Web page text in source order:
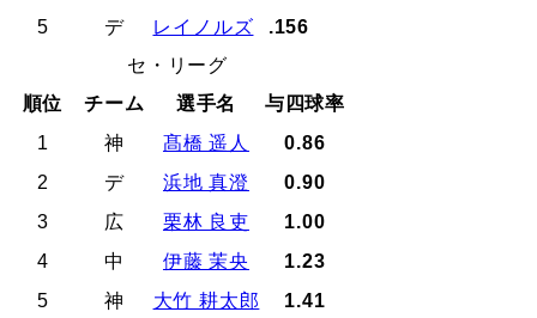
5
デ レイノルズ
.156
セ・リーグ
順位
チーム 選手名
与四球率
1
神 髙橋 遥人
0.86
2
デ 浜地 真澄
0.90
3
広 栗林 良吏
1.00
4
中 伊藤 茉央
1.23
5
神 大竹 耕太郎
1.41